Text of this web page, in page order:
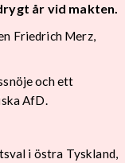
år vid makten.
Friedrich Merz,
och ett
AfD.
i östra Tyskland,